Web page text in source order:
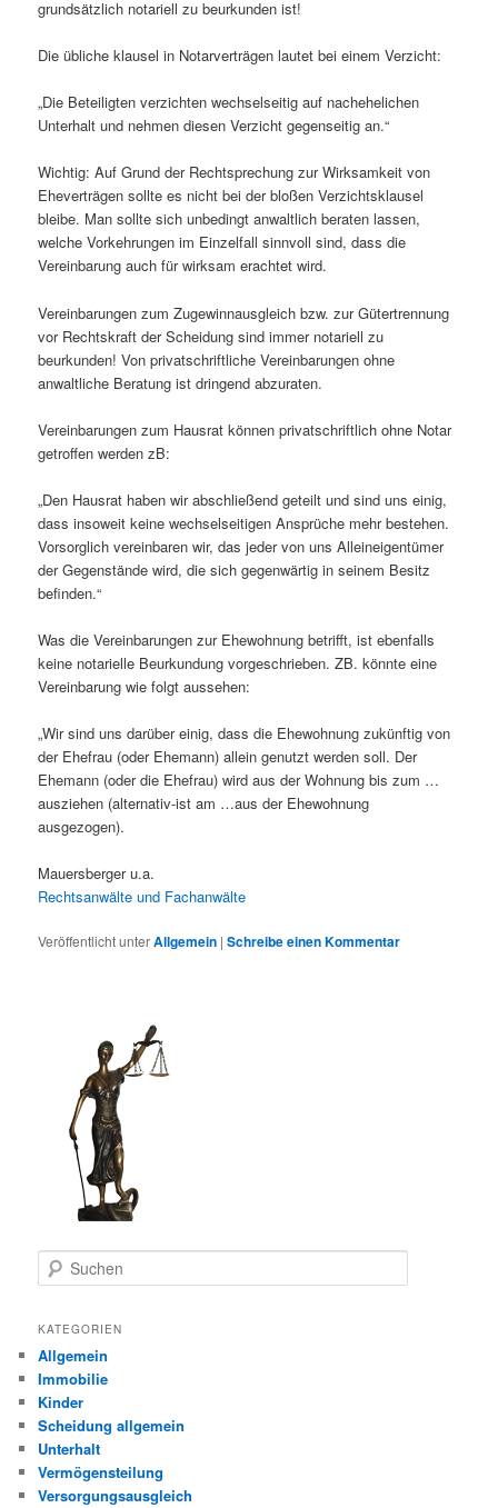
grundsätzlich notariell zu beurkunden ist!
Die übliche klausel in Notarverträgen lautet bei einem Verzicht:
„Die Beteiligten verzichten wechselseitig auf nachehelichen
Unterhalt und nehmen diesen Verzicht gegenseitig an.“
Wichtig: Auf Grund der Rechtsprechung zur Wirksamkeit von
Eheverträgen sollte es nicht bei der bloßen Verzichtsklausel
bleibe. Man sollte sich unbedingt anwaltlich beraten lassen,
welche Vorkehrungen im Einzelfall sinnvoll sind, dass die
Vereinbarung auch für wirksam erachtet wird.
Vereinbarungen zum Zugewinnausgleich bzw. zur Gütertrennung
vor Rechtskraft der Scheidung sind immer notariell zu
beurkunden! Von privatschriftliche Vereinbarungen ohne
anwaltliche Beratung ist dringend abzuraten.
Vereinbarungen zum Hausrat können privatschriftlich ohne Notar
getroffen werden zB:
„Den Hausrat haben wir abschließend geteilt und sind uns einig,
dass insoweit keine wechselseitigen Ansprüche mehr bestehen.
Vorsorglich vereinbaren wir, das jeder von uns Alleineigentümer
der Gegenstände wird, die sich gegenwärtig in seinem Besitz
befinden.“
Was die Vereinbarungen zur Ehewohnung betrifft, ist ebenfalls
keine notarielle Beurkundung vorgeschrieben. ZB. könnte eine
Vereinbarung wie folgt aussehen:
„Wir sind uns darüber einig, dass die Ehewohnung zukünftig von
der Ehefrau (oder Ehemann) allein genutzt werden soll. Der
Ehemann (oder die Ehefrau) wird aus der Wohnung bis zum …
ausziehen (alternativ-ist am …aus der Ehewohnung
ausgezogen).
Mauersberger u.a.
Rechtsanwälte und Fachanwälte
Veröffentlicht unterAllgemein |Schreibe einen Kommentar
u
h
n
KATEGORIEN
Allgemein
Immobilie
Kinder
Scheidung allgemein
Unterhalt
Vermögensteilung
Versorgungsausgleich